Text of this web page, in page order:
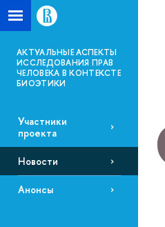
АКТУАЛЬНЫЕ АСПЕКТЫ
ИССЛЕДОВАНИЯ ПРАВ
ЧЕЛОВЕКА В КОНТЕКСТЕ
БИОЭТИКИ
Участники
проекта
Новости
Анонсы